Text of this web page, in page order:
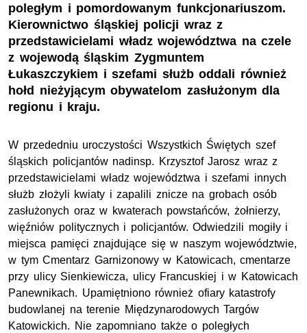
poległym i pomordowanym funkcjonariuszom.
Kierownictwo śląskiej policji wraz z
przedstawicielami władz województwa na czele
z wojewodą śląskim Zygmuntem
Łukaszczykiem i szefami służb oddali również
hołd nieżyjącym obywatelom zasłużonym dla
regionu i kraju.
W przededniu uroczystości Wszystkich Świętych szef
śląskich policjantów nadinsp. Krzysztof Jarosz wraz z
przedstawicielami władz województwa i szefami innych
służb złożyli kwiaty i zapalili znicze na grobach osób
zasłużonych oraz w kwaterach powstańców, żołnierzy,
więźniów politycznych i policjantów. Odwiedzili mogiły i
miejsca pamięci znajdujące się w naszym województwie,
w tym Cmentarz Garnizonowy w Katowicach, cmentarze
przy ulicy Sienkiewicza, ulicy Francuskiej i w Katowicach
Panewnikach. Upamiętniono również ofiary katastrofy
budowlanej na terenie Międzynarodowych Targów
Katowickich. Nie zapomniano także o poległych